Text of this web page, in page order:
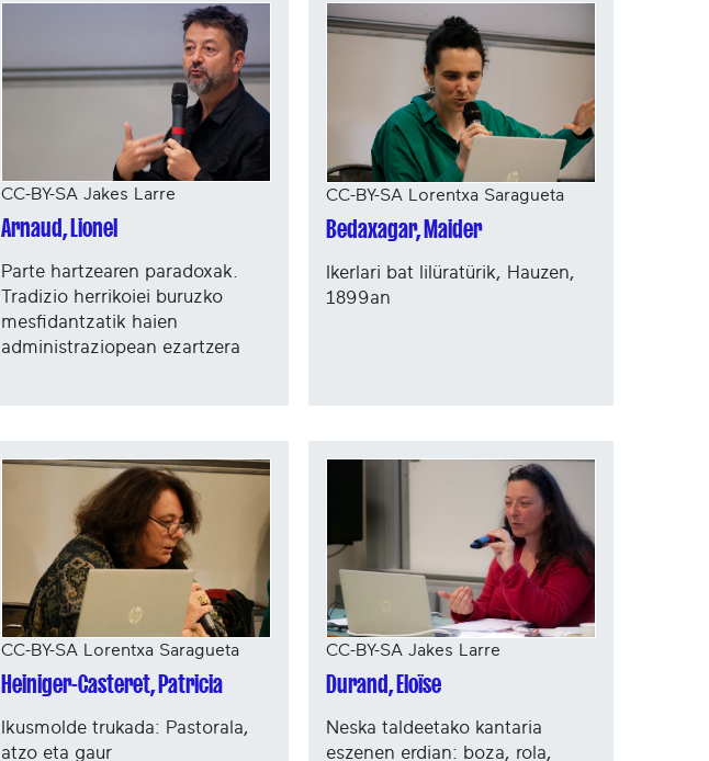
CC-BY-SA Jakes Larre
Arnaud, Lionel
Parte hartzearen paradoxak.
Tradizio herrikoiei buruzko
mesfidantzatik haien
administraziopean ezartzera
CC-BY-SA Lorentxa Saragueta
Bedaxagar, Maider
Ikerlari bat lilüratürik, Hauzen,
1899an
CC-BY-SA Lorentxa Saragueta
Heiniger-Casteret, Patricia
Ikusmolde trukada: Pastorala,
atzo eta gaur
CC-BY-SA Jakes Larre
Durand, Eloïse
Neska taldeetako kantaria
eszenen erdian: boza, rola,